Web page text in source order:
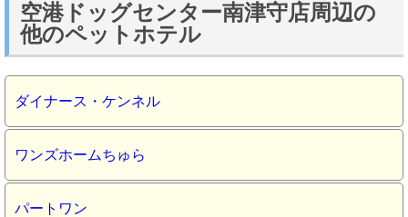
空港ドッグセンター南津守店周辺の
他のペットホテル
ダイナース・ケンネル
ワンズホームちゅら
パートワン